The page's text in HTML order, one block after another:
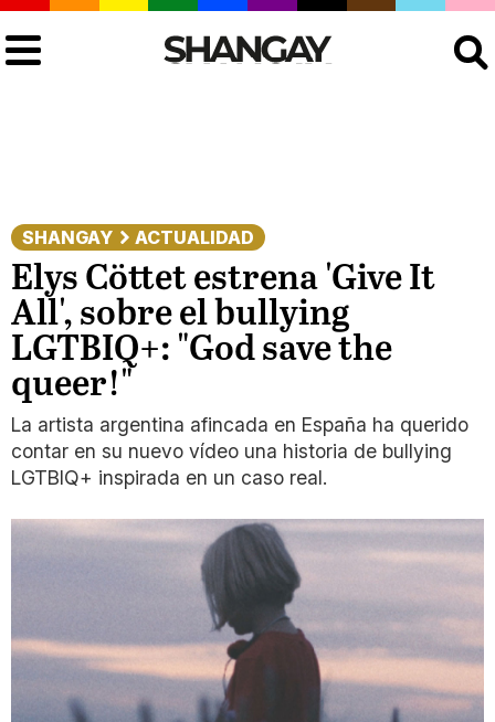
SHANGAY ACTUALIDAD
Elys Cöttet estrena 'Give It
All', sobre el bullying
LGTBIQ+: "God save the
queer!"
La artista argentina afincada en España ha querido
contar en su nuevo vídeo una historia de bullying
LGTBIQ+ inspirada en un caso real.